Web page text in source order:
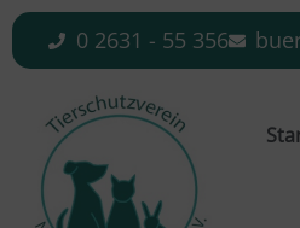
0 2631 - 55 356